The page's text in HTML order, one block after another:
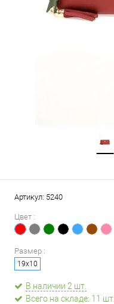
Артикул: 5240
Цвет :
Размер :
19х10
В наличии 2 шт.
Всего на складе: 11 шт.